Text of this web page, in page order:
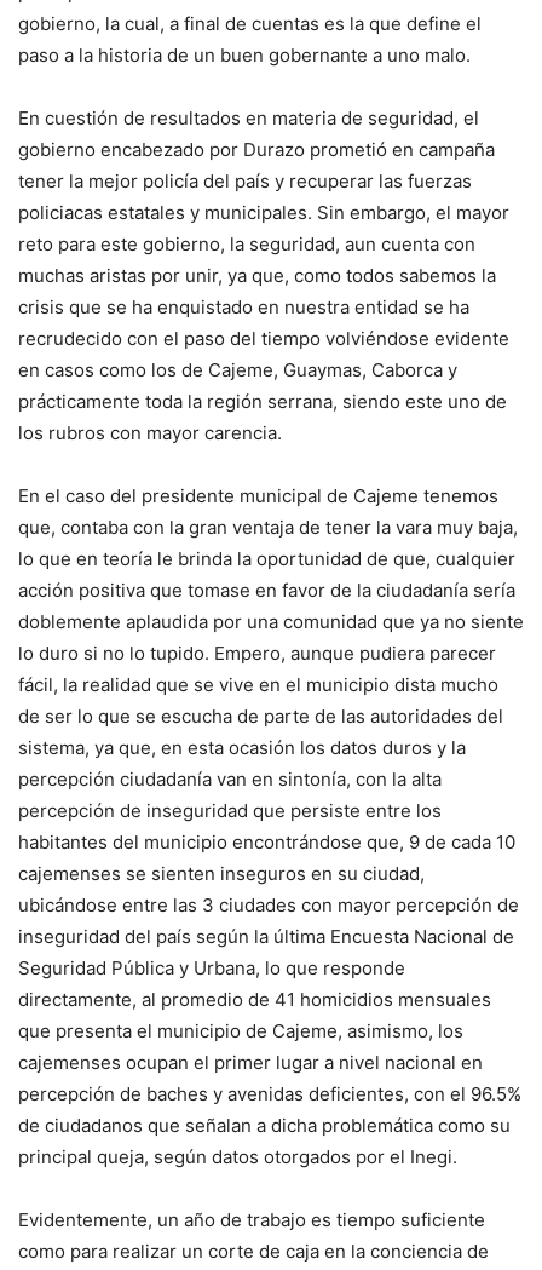
gobierno, la cual, a final de cuentas es la que define el
paso a la historia de un buen gobernante a uno malo.
En cuestión de resultados en materia de seguridad, el
gobierno encabezado por Durazo prometió en campaña
tener la mejor policía del país y recuperar las fuerzas
policiacas estatales y municipales. Sin embargo, el mayor
reto para este gobierno, la seguridad, aun cuenta con
muchas aristas por unir, ya que, como todos sabemos la
crisis que se ha enquistado en nuestra entidad se ha
recrudecido con el paso del tiempo volviéndose evidente
en casos como los de Cajeme, Guaymas, Caborca y
prácticamente toda la región serrana, siendo este uno de
los rubros con mayor carencia.
En el caso del presidente municipal de Cajeme tenemos
que, contaba con la gran ventaja de tener la vara muy baja,
lo que en teoría le brinda la oportunidad de que, cualquier
acción positiva que tomase en favor de la ciudadanía sería
doblemente aplaudida por una comunidad que ya no siente
lo duro si no lo tupido. Empero, aunque pudiera parecer
fácil, la realidad que se vive en el municipio dista mucho
de ser lo que se escucha de parte de las autoridades del
sistema, ya que, en esta ocasión los datos duros y la
percepción ciudadanía van en sintonía, con la alta
percepción de inseguridad que persiste entre los
habitantes del municipio encontrándose que, 9 de cada 10
cajemenses se sienten inseguros en su ciudad,
ubicándose entre las 3 ciudades con mayor percepción de
inseguridad del país según la última Encuesta Nacional de
Seguridad Pública y Urbana, lo que responde
directamente, al promedio de 41 homicidios mensuales
que presenta el municipio de Cajeme, asimismo, los
cajemenses ocupan el primer lugar a nivel nacional en
percepción de baches y avenidas deficientes, con el 96.5%
de ciudadanos que señalan a dicha problemática como su
principal queja, según datos otorgados por el Inegi.
Evidentemente, un año de trabajo es tiempo suficiente
como para realizar un corte de caja en la conciencia de